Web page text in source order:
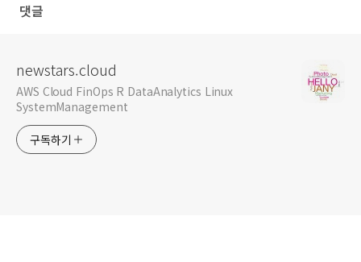
댓글
newstars.cloud
AWS Cloud FinOps R DataAnalytics Linux
SystemManagement
구독하기